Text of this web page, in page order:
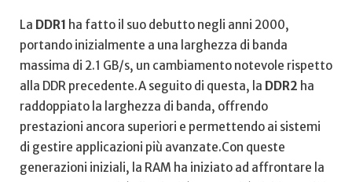
La DDR1 ha ‌fatto ⁤il suo debutto negli anni 2000,
portando inizialmente a una larghezza di banda
massima di 2.1 GB/s, un cambiamento notevole rispetto
alla DDR precedente.A​ seguito di questa, la DDR2 ha‍
raddoppiato⁢ la larghezza di banda, offrendo
prestazioni ancora superiori e permettendo ai sistemi
di gestire applicazioni​ più avanzate.Con queste
generazioni iniziali, la​ RAM ha iniziato ad ‌affrontare‍ la